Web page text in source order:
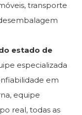
transporte
estado de
especializada
em
equipe
real, todas as